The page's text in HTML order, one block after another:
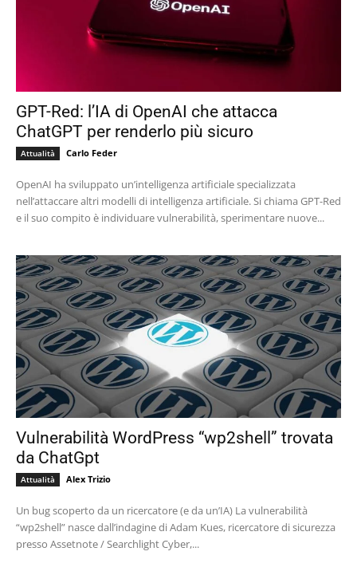
GPT-Red: l’IA di OpenAI che attacca
ChatGPT per renderlo più sicuro
Attualità Carlo Feder
OpenAI ha sviluppato un’intelligenza artificiale specializzata
nell’attaccare altri modelli di intelligenza artificiale. Si chiama GPT-Red
e il suo compito è individuare vulnerabilità, sperimentare nuove...
Vulnerabilità WordPress “wp2shell” trovata
da ChatGpt
Attualità Alex Trizio
Un bug scoperto da un ricercatore (e da un’IA) La vulnerabilità
“wp2shell” nasce dall’indagine di Adam Kues, ricercatore di sicurezza
presso Assetnote / Searchlight Cyber,...